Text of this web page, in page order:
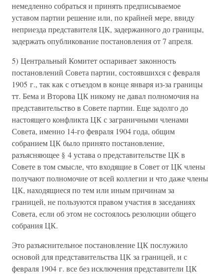
немедленно собраться и принять предписываемое
уставом партии решение или, по крайней мере, ввиду
неприезда представителя ЦК, задержанного до границы,
задержать опубликование постановления от 7 апреля.
5) Центральный Комитет оспаривает законность
постановлений Совета партии, состоявшихся с февраля
1905 г., так как с отъездом в конце января из-за границы
тт. Бема и Второва ЦК никому не давал полномочия на
представительство в Совете партии. Еще задолго до
настоящего конфликта ЦК с заграничными членами
Совета, именно 14-го февраля 1904 года, общим
собранием ЦК было принято постановление,
разъясняющее § 4 устава о представительстве ЦК в
Совете в том смысле, что входящие в Совет от ЦК члены
получают полномочие от всей коллегии и что даже члены
ЦК, находящиеся по тем или иным причинам за
границей, не пользуются правом участия в заседаниях
Совета, если об этом не состоялось резолюции общего
собрания ЦК.
Это разъяснительное постановление ЦК послужило
основой для представительства ЦК за границей, и с
февраля 1904 г. все без исключения представители ЦК